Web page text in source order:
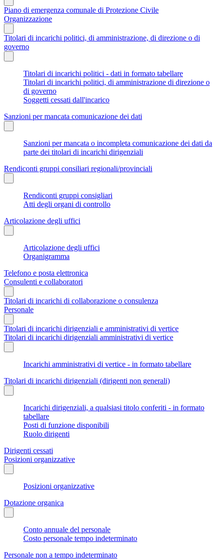
Piano di emergenza comunale di Protezione Civile
Organizzazione
Titolari di incarichi politici, di amministrazione, di direzione o di
governo
Titolari di incarichi politici - dati in formato tabellare
Titolari di incarichi politici, di amministrazione di direzione o
di governo
Soggetti cessati dall'incarico
Sanzioni per mancata comunicazione dei dati
Sanzioni per mancata o incompleta comunicazione dei dati da
parte dei titolari di incarichi dirigenziali
Rendiconti gruppi consiliari regionali/provinciali
Rendiconti gruppi consigliari
Atti degli organi di controllo
Articolazione degli uffici
Articolazione degli uffici
Organigramma
Telefono e posta elettronica
Consulenti e collaboratori
Titolari di incarichi di collaborazione o consulenza
Personale
Titolari di incarichi dirigenziali e amministrativi di vertice
Titolari di incarichi dirigenziali amministrativi di vertice
Incarichi amministrativi di vertice - in formato tabellare
Titolari di incarichi dirigenziali (dirigenti non generali)
Incarichi dirigenziali, a qualsiasi titolo conferiti - in formato
tabellare
Posti di funzione disponibili
Ruolo dirigenti
Dirigenti cessati
Posizioni organizzative
Posizioni organizzative
Dotazione organica
Conto annuale del personale
Costo personale tempo indeterminato
Personale non a tempo indeterminato